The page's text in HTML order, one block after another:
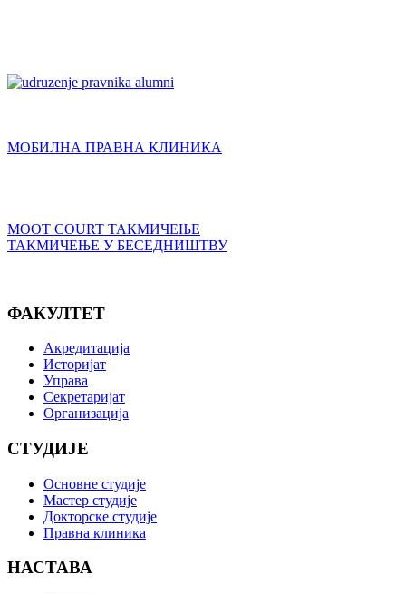
МОБИЛНА ПРАВНА КЛИНИКА
MOOT COURT ТАКМИЧЕЊЕ
ТАКМИЧЕЊЕ У БЕСЕДНИШТВУ
ФАКУЛТЕТ
Акредитација
Историјат
Управа
Секретаријат
Организација
СТУДИЈЕ
Основне студије
Мастер студије
Докторске студије
Правна клиника
НАСТАВА